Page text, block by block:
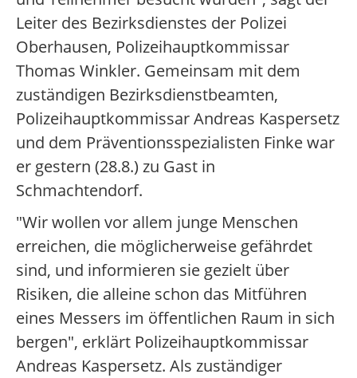
Leiter des Bezirksdienstes der Polizei
Oberhausen, Polizeihauptkommissar
Thomas Winkler. Gemeinsam mit dem
zuständigen Bezirksdienstbeamten,
Polizeihauptkommissar Andreas Kaspersetz
und dem Präventionsspezialisten Finke war
er gestern (28.8.) zu Gast in
Schmachtendorf.
"Wir wollen vor allem junge Menschen
erreichen, die möglicherweise gefährdet
sind, und informieren sie gezielt über
Risiken, die alleine schon das Mitführen
eines Messers im öffentlichen Raum in sich
bergen", erklärt Polizeihauptkommissar
Andreas Kaspersetz. Als zuständiger